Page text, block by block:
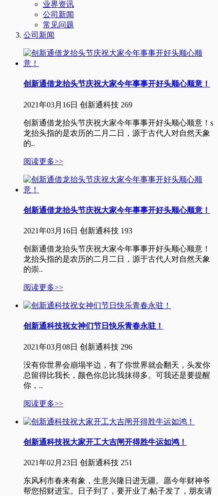
业界资讯
公司新闻
常见问题
公司新闻
创新通借龙抬头节庆祝大家今年事事开好头顺心顺意！
2021年03月16日 创新通科技 269
创新通借龙抬头节庆祝大家今年事事开好头顺心顺意！s
龙抬头指的是农历的二月二日，源于古代人对自然天象
的..
阅读更多>>
创新通借龙抬头节庆祝大家今年事事开好头顺心顺意！
2021年03月16日 创新通科技 193
创新通借龙抬头节庆祝大家今年事事开好头顺心顺意！
龙抬头指的是农历的二月二日，源于古代人对自然天象
的崇..
阅读更多>>
创新通科技祝女神们节日快乐青春永驻！
2021年03月08日 创新通科技 296
没有你世界会崩塌半边，有了你世界就会翻天，头发你
总留得比我长，颜色你总比我抹得多。可我还是要提醒
你，..
阅读更多>>
创新通科技祝大家开工大吉闸开得胜牛运如鸿！
2021年02月23日 创新通科技 251
东风利市春来有象，生意兴隆日进无疆。愿今年财神爷
帮您招财进宝。日子到了，要开业了;帖子发了，朋友请